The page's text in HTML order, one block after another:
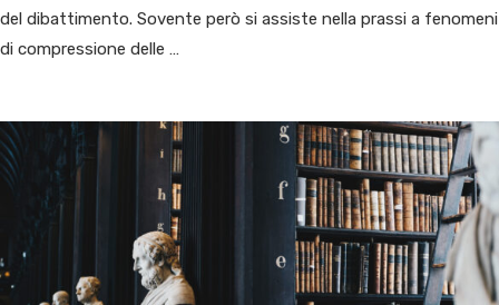
del dibattimento. Sovente però si assiste nella prassi a fenomeni
di compressione delle …